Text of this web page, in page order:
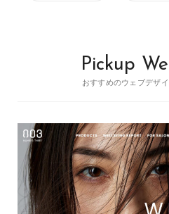
Pickup
おすすめのウェブデザ